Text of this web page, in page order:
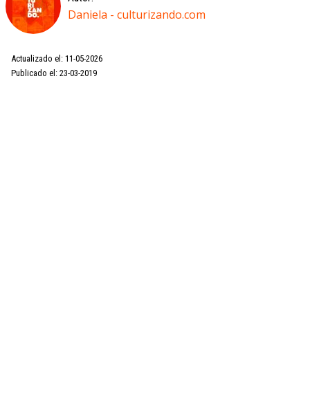
Daniela - culturizando.com
Actualizado el: 11-05-2026
Publicado el: 23-03-2019